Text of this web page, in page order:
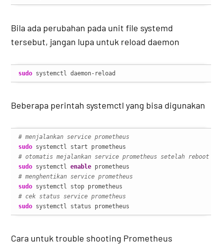
Bila ada perubahan pada unit file systemd
tersebut, jangan lupa untuk reload daemon
sudo systemctl daemon-reload
Beberapa perintah systemctl yang bisa digunakan
# menjalankan service prometheus
sudo
# otomatis mejalankan service prometheus setelah reboot
sudo systemctl enable
# menghentikan service prometheus
sudo
# cek status service prometheus
sudo systemctl status prometheus
Cara untuk trouble shooting Prometheus